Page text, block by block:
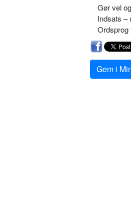
Gør vel
Indsats –
Ordsprog
Gem i